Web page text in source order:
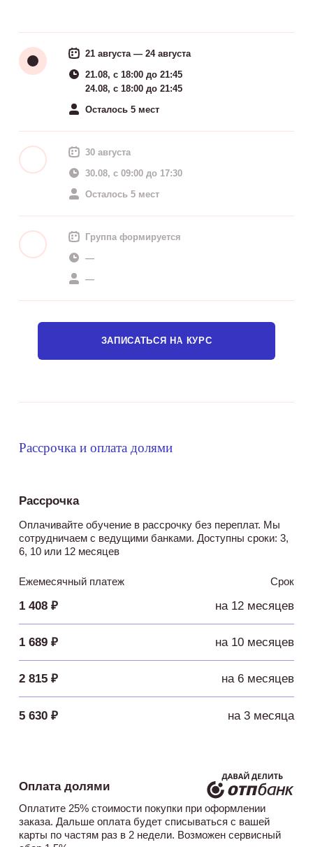
21 августа — 24 августа
21.08, c 18:00 до 21:45
24.08, c 18:00 до 21:45
Осталось 5 мест
30 августа
30.08, c 09:00 до 17:30
Осталось 5 мест
Группа формируется
—
—
ЗАПИСАТЬСЯ НА КУРС
Рассрочка и оплата долями
Рассрочка
Оплачивайте обучение в рассрочку без переплат. Мы
сотрудничаем с ведущими банками. Доступны сроки: 3,
6, 10 или 12 месяцев
Ежемесячный платеж Срок
1 408 ₽ на 12 месяцев
1 689 ₽ на 10 месяцев
2 815 ₽ на 6 месяцев
5 630 ₽ на 3 месяца
Оплата долями
Оплатите 25% стоимости покупки при оформлении
заказа. Дальше оплата будет списываться с вашей
карты по частям раз в 2 недели. Возможен сервисный